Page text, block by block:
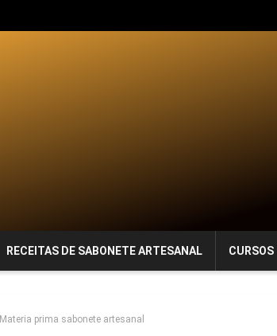
RECEITAS DE SABONETE ARTESANAL CURSOS
Materia prima sabonete artesanal